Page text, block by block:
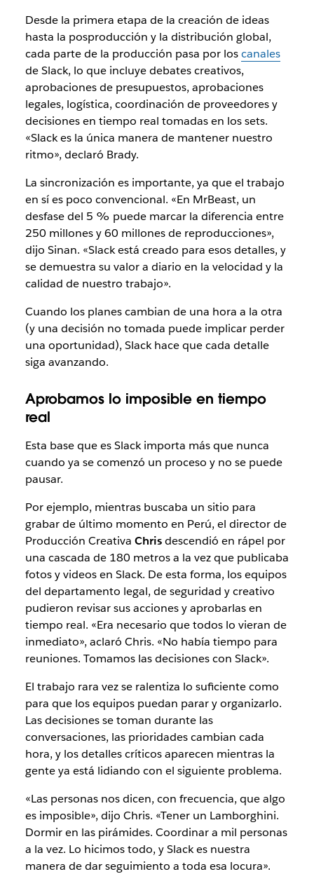
Desde la primera etapa de la creación de ideas
hasta la posproducción y la distribución global,
cada parte de la producción pasa por loscanales
de Slack, lo que incluye debates creativos,
aprobaciones de presupuestos, aprobaciones
legales, logística, coordinación de proveedores y
decisiones en tiempo real tomadas en los sets.
«Slack es la única manera de mantener nuestro
ritmo», declaró Brady.
La sincronización es importante, ya que el trabajo
en sí es poco convencional. «En MrBeast, un
desfase del 5 % puede marcar la diferencia entre
250 millones y 60 millones de reproducciones»,
dijo Sinan. «Slack está creado para esos detalles, y
se demuestra su valor a diario en la velocidad y la
calidad de nuestro trabajo».
Cuando los planes cambian de una hora a la otra
(y una decisión no tomada puede implicar perder
una oportunidad), Slack hace que cada detalle
siga avanzando.
Aprobamos lo imposible en tiempo
real
Esta base que es Slack importa más que nunca
cuando ya se comenzó un proceso y no se puede
pausar.
Por ejemplo, mientras buscaba un sitio para
grabar de último momento en Perú, el director de
Producción Creativa Chrisdescendió en rápel por
una cascada de 180 metros a la vez que publicaba
fotos y videos en Slack. De esta forma, los equipos
del departamento legal, de seguridad y creativo
pudieron revisar sus acciones y aprobarlas en
tiempo real. «Era necesario que todos lo vieran de
inmediato», aclaró Chris. «No había tiempo para
reuniones. Tomamos las decisiones con Slack».
El trabajo rara vez se ralentiza lo suficiente como
para que los equipos puedan parar y organizarlo.
Las decisiones se toman durante las
conversaciones, las prioridades cambian cada
hora, y los detalles críticos aparecen mientras la
gente ya está lidiando con el siguiente problema.
«Las personas nos dicen, con frecuencia, que algo
es imposible», dijo Chris. «Tener un Lamborghini.
Dormir en las pirámides. Coordinar a mil personas
a la vez. Lo hicimos todo, y Slack es nuestra
manera de dar seguimiento a toda esa locura».